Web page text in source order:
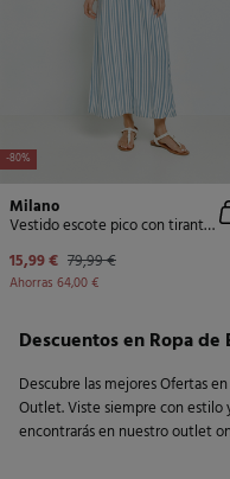
-80%
Milano
Vestido escote pico con tirantes
15,99 € 79,99 €
Ahorras 64,00 €
Descuentos en Ropa
Descubre las mejores Ofertas
Outlet. Viste siempre con estilo
encontrarás en nuestro outlet